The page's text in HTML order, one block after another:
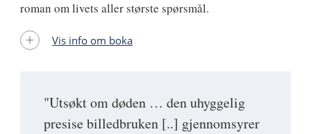
"Utsøkt om døden … den uhyggelig
presise billedbruken [..] gjennomsyrer
roman om livets aller største spørsmål.
Vis info om boka